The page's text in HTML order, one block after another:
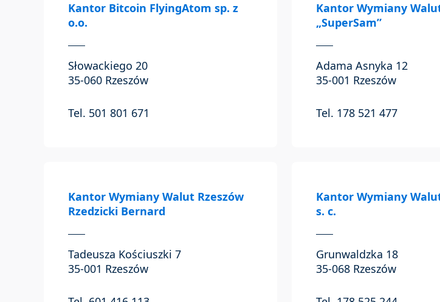
Kantor Bitcoin FlyingAtom sp. z
o.o.
Słowackiego 20
35-060 Rzeszów
Tel. 501 801 671
Kantor Wymiany
„SuperSam”
Adama Asnyka 12
35-001 Rzeszów
Tel. 178 521 477
Kantor Wymiany Walut Rzeszów
Rzedzicki Bernard
Tadeusza Kościuszki 7
35-001 Rzeszów
Kantor Wymiany
s. c.
Grunwaldzka 18
35-068 Rzeszów